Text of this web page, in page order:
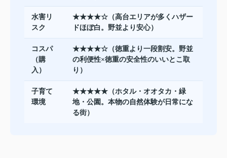
水害リ
スク
★★★★☆（高台エリアが多くハザー
ドほぼ白。野並より安心）
コスパ
（購
入）
★★★★☆（徳重より一段割安。野並
の利便性×徳重の安全性のいいとこ取
り）
子育て
環境
★★★★★（ホタル・オオタカ・緑
地・公園。本物の自然体験が日常にな
る街）